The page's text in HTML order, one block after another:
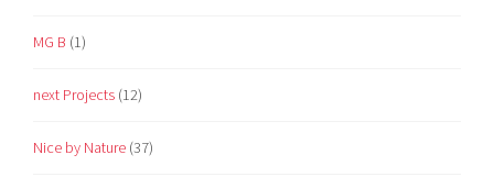
MG B (1)
next Projects (12)
Nice by Nature (37)